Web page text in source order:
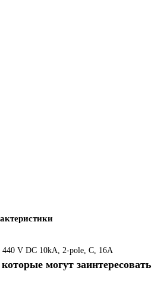
V DC 10kA, 2-pole, C, 16A
могут заинтересовать